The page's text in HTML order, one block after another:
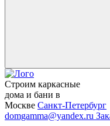
Строим каркасные
дома и бани в
Москве Санкт-Петербург
domgamma@yandex.ru